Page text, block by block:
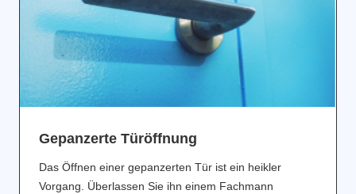
Gepanzerte Türöffnung
Das Öffnen einer gepanzerten Tür ist ein heikler
Vorgang. Überlassen Sie ihn einem Fachmann